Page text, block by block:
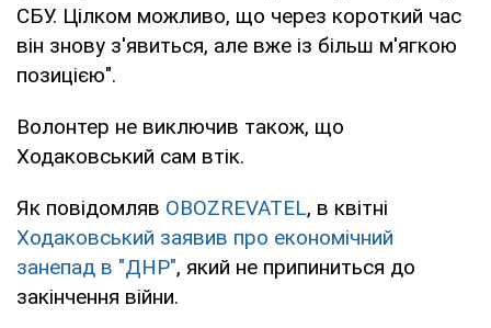
СБУ. Цілком можливо, що через короткий час
він знову з'явиться, але вже із більш м'ягкою
позицією".
Волонтер не виключив також, що
Ходаковський сам втік.
Як повідомляв OBOZREVATEL, в квітні
Ходаковський заявив про економічний
занепад в "ДНР", який не припиниться до
закінчення війни.